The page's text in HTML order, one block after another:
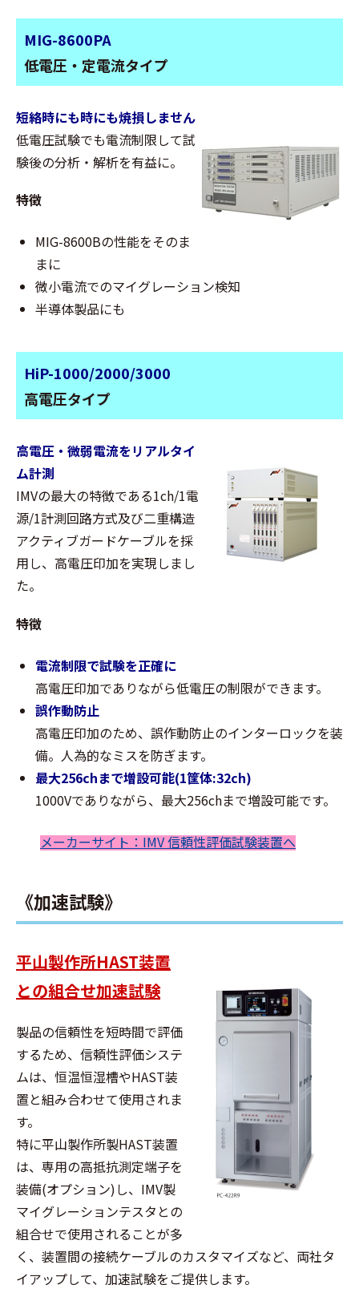
MIG-8600PA
低電圧・定電流タイプ
短絡時にも時にも焼損しません
低電圧試験でも電流制限して試
験後の分析・解析を有益に。
特徴
MIG-8600Bの性能をそのま
まに
微小電流でのマイグレーション検知
半導体製品にも
HiP-1000/2000/3000
高電圧タイプ
高電圧・微弱電流をリアルタイ
ム計測
IMVの最大の特徴である1ch/1電
源/1計測回路方式及び二重構造
アクティブガードケーブルを採
用し、高電圧印加を実現しまし
た。
特徴
電流制限で試験を正確に
高電圧印加でありながら低電圧の制限ができます。
誤作動防止
高電圧印加のため、誤作動防止のインターロックを装
備。人為的なミスを防ぎます。
最大256chまで増設可能(1筐体:32ch)
1000Vでありながら、最大256chまで増設可能です。
メーカーサイト：IMV 信頼性評価試験装置へ
《加速試験》
平山製作所HAST装置
との組合せ加速試験
製品の信頼性を短時間で評価
するため、信頼性評価システ
ムは、恒温恒湿槽やHAST装
置と組み合わせて使用されま
す。
特に平山製作所製HAST装置
は、専用の高抵抗測定端子を
装備(オプション)し、IMV製
マイグレーションテスタとの
組合せで使用されることが多
く、装置間の接続ケーブルのカスタマイズなど、両社タ
イアップして、加速試験をご提供します。